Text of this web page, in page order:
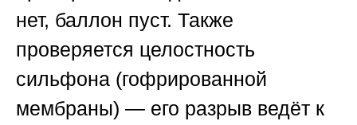
нет, баллон пуст. Также
проверяется целостность
сильфона (гофрированной
мембраны) — его разрыв ведёт к